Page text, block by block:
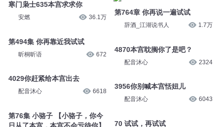
寒门枭士635本宫求求你
安燃 36.1万
第494集 你再靠近我试试
昕桐昕语 672
4029你赶紧给本宫出去
配音沐心 6618
第76集 小骆子 【小骆子，你今
第764章 你再说一遍试试
辞酒_江湖说书人 1.7万
4870本宫耽搁你了是吧？
配音沐心 2324
3956你别喊本宫恬妞儿
配音沐心 6043
70 试试，再试试